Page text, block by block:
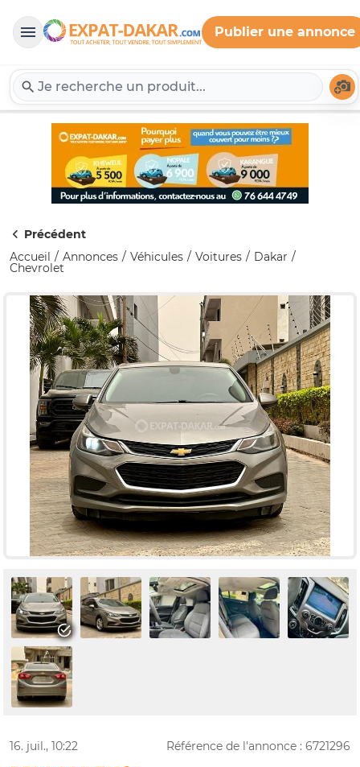
Expat-Dakar
Publier une annonce
Précédent
Accueil
Annonces Véhicules Voitures Dakar
Chevrolet
16. juil., 10:22 Référence de l'annonce : 6721296